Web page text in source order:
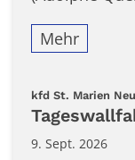
Mehr
kfd St. Marien
9. Sept. 2026